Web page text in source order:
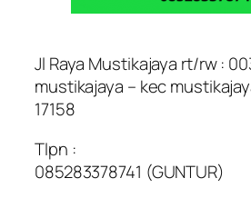
Jl Raya Mustikajaya rt/rw :
mustikajaya – kec
17158
Tlpn :
085283378741 (GUNTUR)